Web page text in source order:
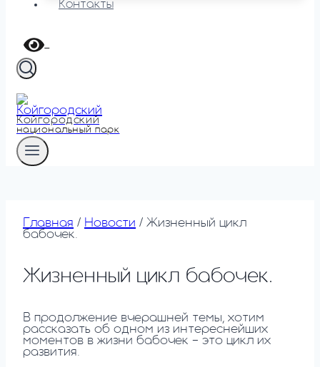
Контакты
Койгородский
национальный парк
Главная / Новости / Жизненный цикл
бабочек.
Жизненный цикл бабочек.
В продолжение вчерашней темы, хотим
рассказать об одном из интереснейших
моментов в жизни бабочек – это цикл их
развития.